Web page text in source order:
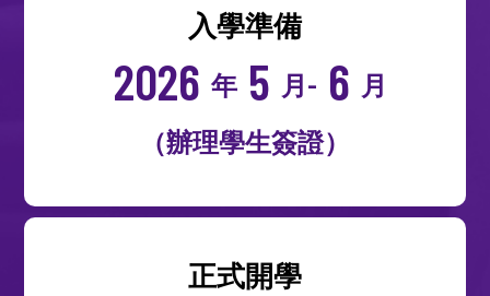
入學準備
2026 年 5 月- 6 月
（辦理學生簽證）
正式開學